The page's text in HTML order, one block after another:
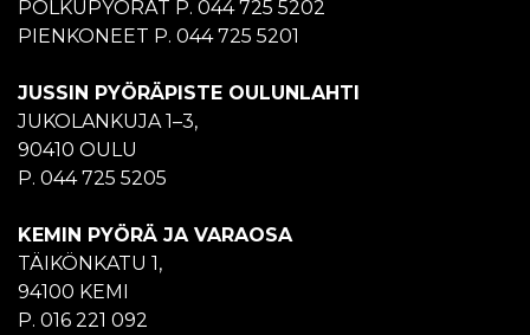
POLKUPYÖRÄT P. 044 725 5202
PIENKONEET P. 044 725 5201
JUSSIN PYÖRÄPISTE OULUNLAHTI
JUKOLANKUJA 1–3,
90410 OULU
P. 044 725 5205
KEMIN PYÖRÄ JA VARAOSA
TÄIKÖNKATU 1,
94100 KEMI
P. 016 221 092